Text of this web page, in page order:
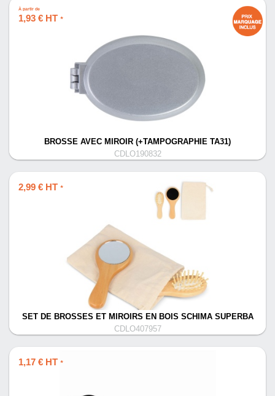
À partir de
1,93 € HT *
BROSSE AVEC MIROIR (+TAMPOGRAPHIE TA31)
CDLO190832
2,99 € HT *
SET DE BROSSES ET MIROIRS EN BOIS SCHIMA SUPERBA
CDLO407957
1,17 € HT *